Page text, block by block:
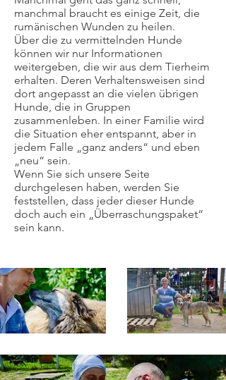
manchmal braucht es einige Zeit, die
rumänischen Wunden zu heilen.
Über die zu vermittelnden Hunde
können wir nur Informationen
weitergeben, die wir aus dem Tierheim
erhalten. Deren Verhaltensweisen sind
dort angepasst an die vielen übrigen
Hunde, die in Gruppen
zusammenleben. In einer Familie wird
die Situation eher entspannt, aber in
jedem Falle „ganz anders“ und eben
„neu“ sein.
Wenn Sie sich unsere Seite
durchgelesen haben, werden Sie
feststellen, dass jeder dieser Hunde
doch auch ein „Überraschungspaket“
sein kann.